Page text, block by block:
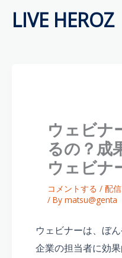
LIVE HEROZ
ウェビナ
るの？成
ウェビナ
コメントする / 配
/ By matsu@genta
ウェビナーは、ぼ
企業の担当者に効